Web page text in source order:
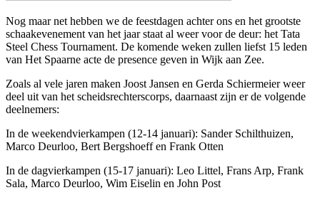
Nog maar net hebben we de feestdagen achter ons en het grootste
schaakevenement van het jaar staat al weer voor de deur: het Tata
Steel Chess Tournament. De komende weken zullen liefst 15 leden
van Het Spaarne acte de presence geven in Wijk aan Zee.
Zoals al vele jaren maken Joost Jansen en Gerda Schiermeier weer
deel uit van het scheidsrechterscorps, daarnaast zijn er de volgende
deelnemers:
In de weekendvierkampen (12-14 januari): Sander Schilthuizen,
Marco Deurloo, Bert Bergshoeff en Frank Otten
In de dagvierkampen (15-17 januari): Leo Littel, Frans Arp, Frank
Sala, Marco Deurloo, Wim Eiselin en John Post